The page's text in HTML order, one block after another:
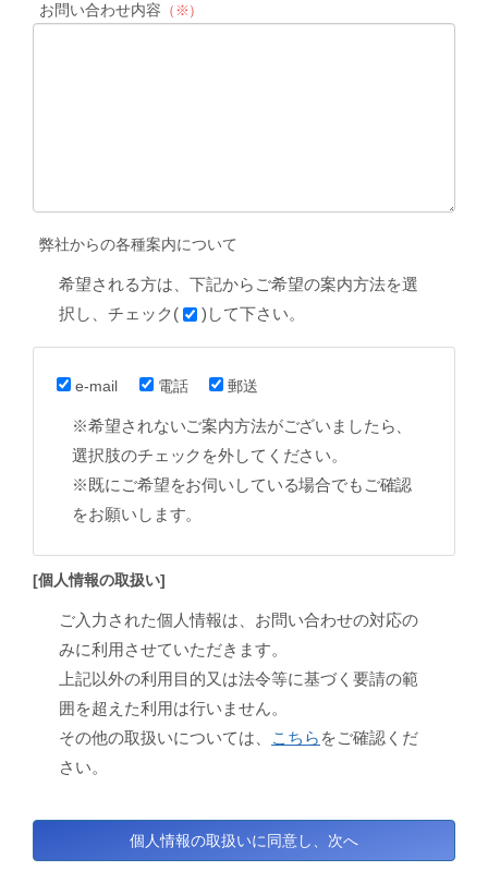
お問い合わせ内容 （※）
弊社からの各種案内について
希望される方は、下記からご希望の案内方法を選
択し、チェック(
)して下さい。
e-mail 電話 郵送
※希望されないご案内方法がございましたら、
選択肢のチェックを外してください。
※既にご希望をお伺いしている場合でもご確認
をお願いします。
[個人情報の取扱い]
ご入力された個人情報は、お問い合わせの対応の
みに利用させていただきます。
上記以外の利用目的又は法令等に基づく要請の範
囲を超えた利用は行いません。
その他の取扱いについては、
こちら をご確認くだ
さい。